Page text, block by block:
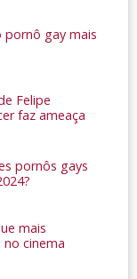
pornô gay mais
Felipe
faz ameaça
pornôs gays
mais
cinema